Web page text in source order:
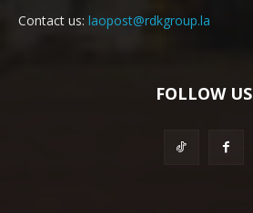
Contact us: laopost@rdkgroup.la
FOLLOW US